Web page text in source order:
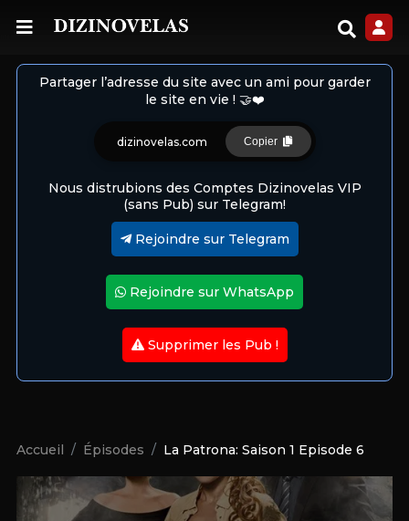
Partager l’adresse du site avec un ami pour garder
le site en vie ! 🤝❤️
dizinovelas.com Copier
Nous distrubions des Comptes Dizinovelas VIP
(sans Pub) sur Telegram!
Rejoindre sur Telegram
Rejoindre sur WhatsApp
Supprimer les Pub !
Accueil Épisodes La Patrona: Saison 1 Episode 6